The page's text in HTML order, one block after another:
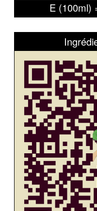
E (100ml)